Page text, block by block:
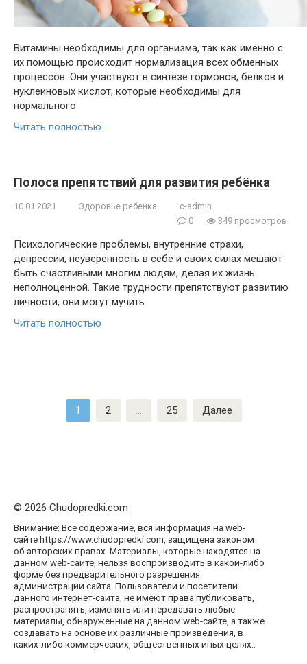
Витамины необходимы для организма, так как именно с
их помощью происходит нормализация всех обменных
процессов. Они участвуют в синтезе гормонов, белков и
нуклеиновых кислот, которые необходимы для
нормального
Читать полностью
Полоса препятствий для развития ребёнка
10.01.2021 Здоровье ребенка
c-admin
0
349 просмотров
Психологические проблемы, внутренние страхи,
депрессии, неуверенность в себе и своих силах мешают
быть счастливыми многим людям, делая их жизнь
неполноценной. Такие трудности препятствуют развитию
личности, они могут мучить
Читать полностью
1 2 25 Далее
© 2026 Chudopredki.com
Внимание: Все содержание, вся информация на web-
сайте https://www.chudopredki.com, защищена законом
об авторских правах. Материалы, которые находятся на
данном web-сайте, нельзя воспроизводить в какой-либо
форме без предварительного разрешения
администрации сайта. Пользователи и посетители
данного интернет-сайта, не имеют права публиковать,
распространять, изменять или передавать любые
материалы, обнаруженные на данном web-сайте, а также
создавать на основе их различные произведения, в
каких-либо коммерческих, общественных иных целях..